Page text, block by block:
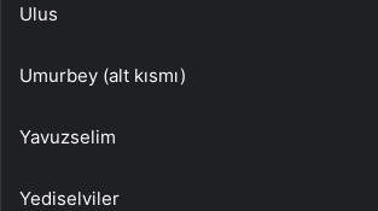
Ulus
Umurbey (alt kısmı)
Yavuzselim
Yediselviler